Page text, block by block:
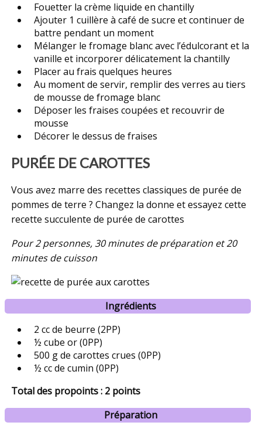
Fouetter la crème liquide en chantilly
Ajouter 1 cuillère à café de sucre et continuer de
battre pendant un moment
Mélanger le fromage blanc avec l’édulcorant et la
vanille et incorporer délicatement la chantilly
Placer au frais quelques heures
Au moment de servir, remplir des verres au tiers
de mousse de fromage blanc
Déposer les fraises coupées et recouvrir de
mousse
Décorer le dessus de fraises
PURÉE DE CAROTTES
Vous avez marre des recettes classiques de purée de
pommes de terre ? Changez la donne et essayez cette
recette succulente de purée de carottes
Pour 2 personnes, 30 minutes de préparation et 20
minutes de cuisson
Ingrédients
2 cc de beurre (2PP)
½ cube or (0PP)
500 g de carottes crues (0PP)
½ cc de cumin (0PP)
Total des propoints : 2 points
Préparation